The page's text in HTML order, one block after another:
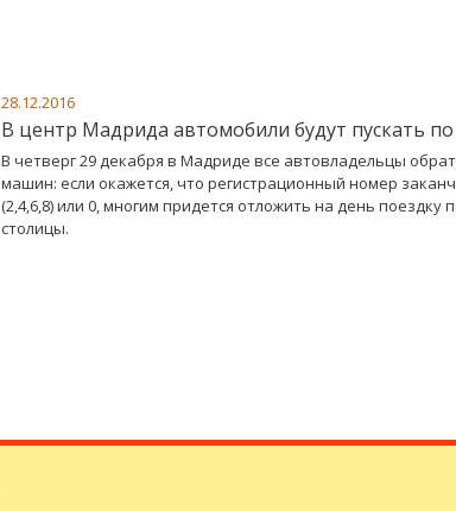
28.12.2016
В центр Мадрида автомобили будут пускать
В четверг 29 декабря в Мадриде все автовладельцы
машин: если окажется, что регистрационный номер
(2,4,6,8) или 0, многим придется отложить на день
столицы.